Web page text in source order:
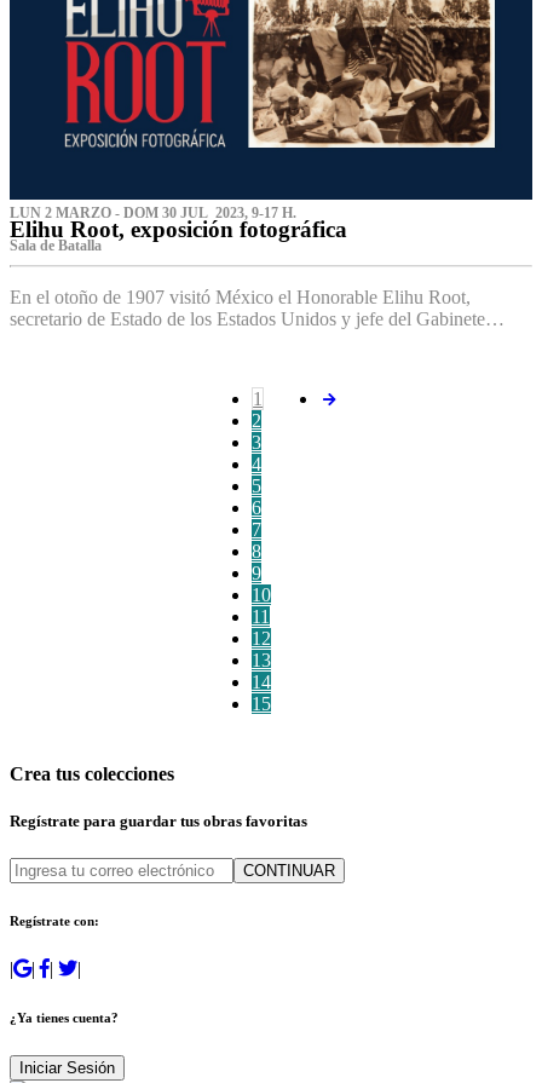
LUN 2 MARZO - DOM 30 JUL 2023, 9-17 H.
Elihu Root, exposición fotográfica
Sala de Batalla
En el otoño de 1907 visitó México el Honorable Elihu Root,
secretario de Estado de los Estados Unidos y jefe del Gabinete…
1
2
3
4
5
6
7
8
9
10
11
12
13
14
15
Crea tus colecciones
Regístrate para guardar tus obras favoritas
CONTINUAR
Regístrate con:
| | | |
¿Ya tienes cuenta?
Iniciar Sesión